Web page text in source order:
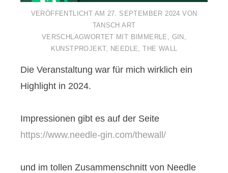
VERÖFFENTLICHT AM 27. SEPTEMBER 2024 VON
TANSCH ART
VERSCHLAGWORTET MIT BIMMERLE , GIN ,
KUNSTPROJEKT, NEEDLE,THE WALL
Die Veranstaltung war für mich wirklich ein
Highlight in 2024.
Impressionen gibt es auf der Seite
https://www.needle-gin.com/thewall/
und im tollen Zusammenschnitt von Needle